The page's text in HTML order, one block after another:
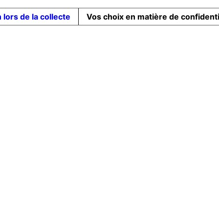
lors de la collecte Vos choix en matière de